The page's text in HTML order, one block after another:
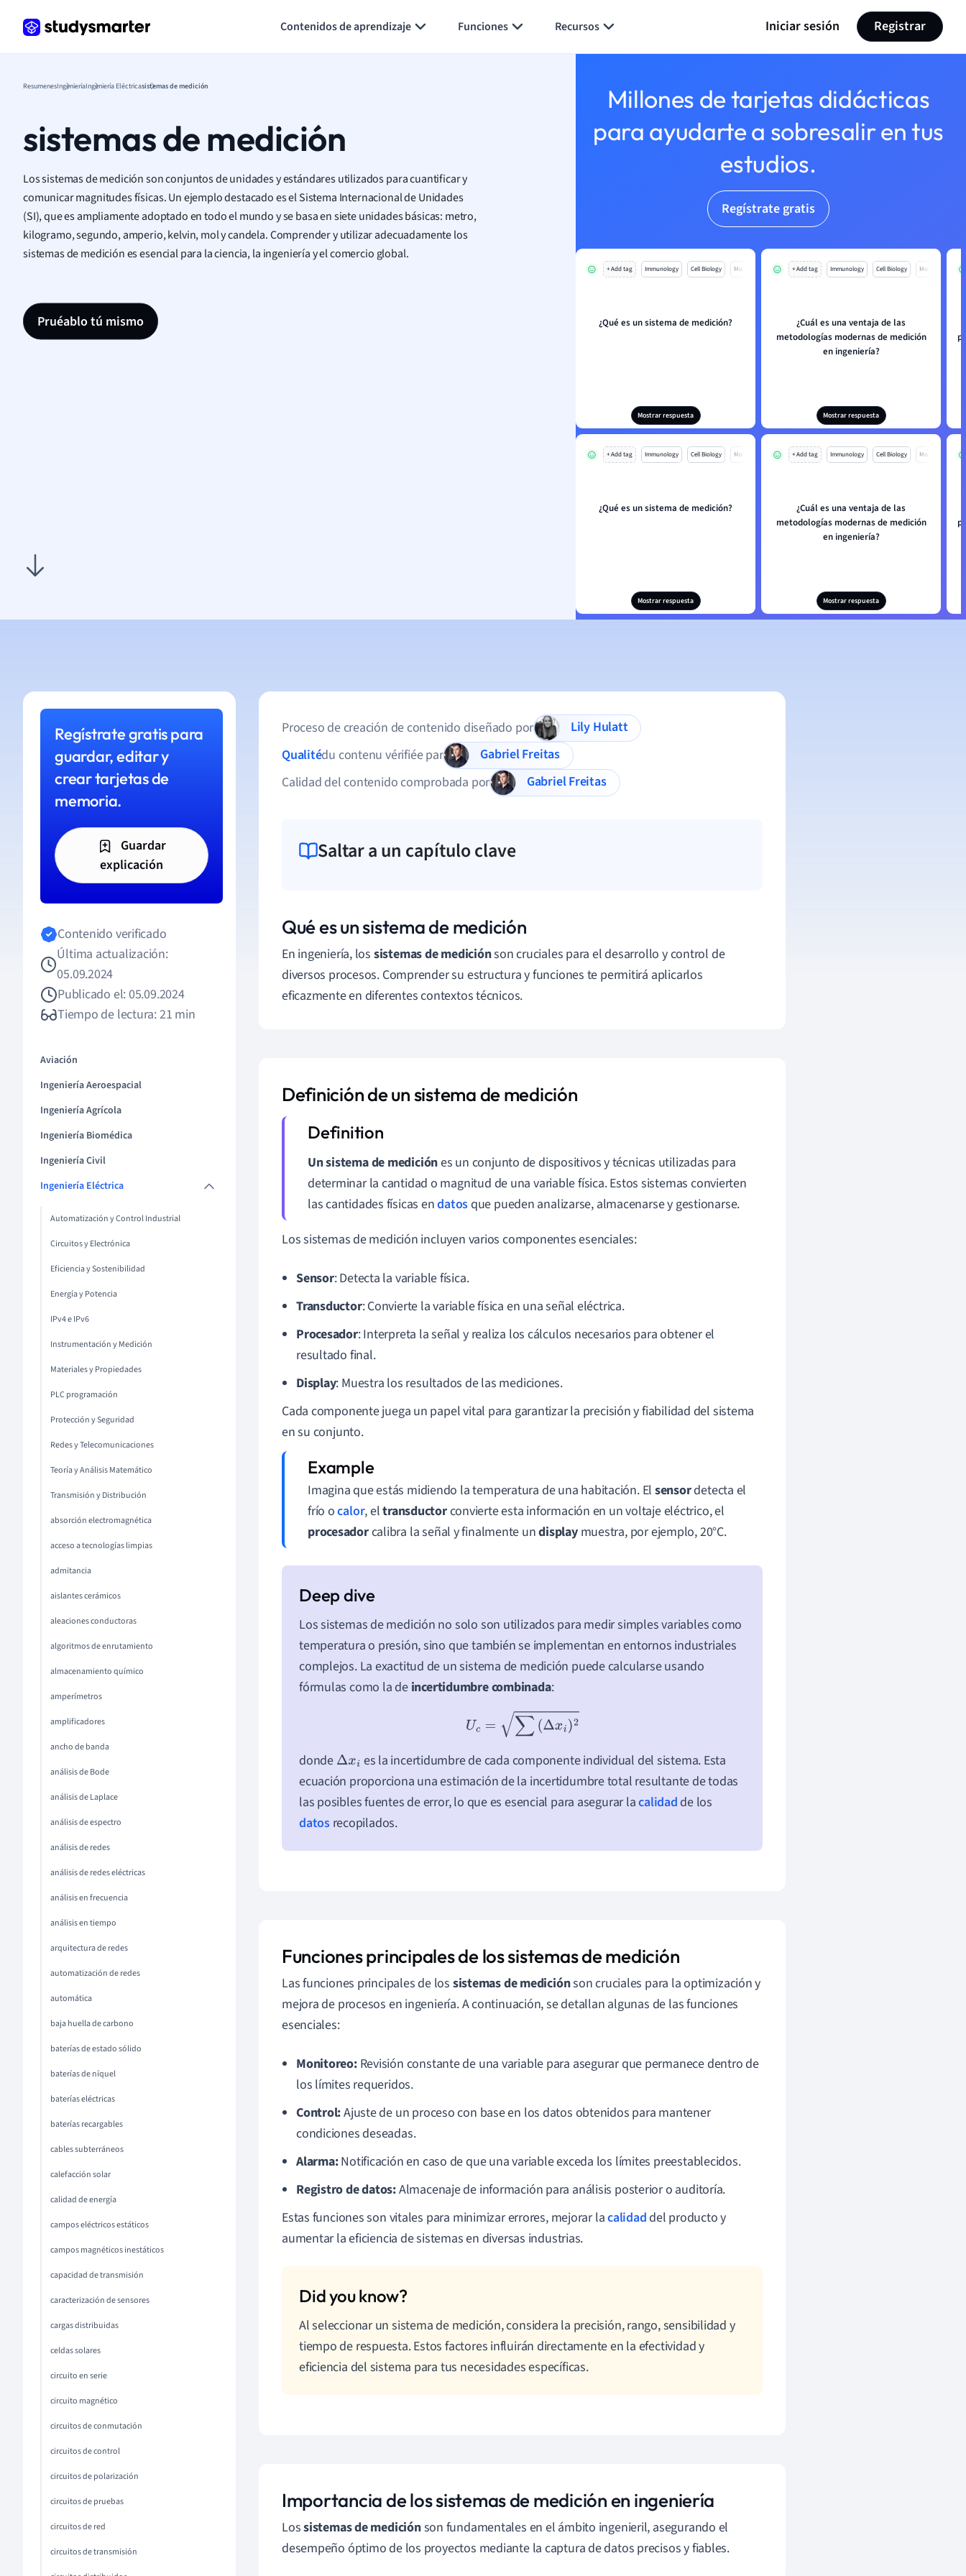
Contenidos de aprendizaje Funciones Recursos Iniciar sesión Registrar
ResumenesIngenieríaIngeniería Eléctricasistemas de medición
sistemas de medición
Los sistemas de medición son conjuntos de unidades y estándares utilizados para cuantificar y
comunicar magnitudes físicas. Un ejemplo destacado es el Sistema Internacional de Unidades
(SI), que es ampliamente adoptado en todo el mundo y se basa en siete unidades básicas: metro,
kilogramo, segundo, amperio, kelvin, mol y candela. Comprender y utilizar adecuadamente los
sistemas de medición es esencial para la ciencia, la ingeniería y el comercio global.
Pruéablo tú mismo
Millones de tarjetas didácticas
para ayudarte a sobresalir en tus
estudios.
Regístrate gratis
+ Add tag Immunology Cell Biology Mo
¿Qué es un sistema de medición?
Mostrar respuesta
+ Add tag Immunology Cell Biology Mo
¿Cuál es una ventaja de las
metodologías modernas de medición
en ingeniería?
Mostrar respuesta
+ Add tag Immunology Cell Biology Mo
¿Qué es un sistema de medición?
Mostrar respuesta
+ Add tag Immunology Cell Biology Mo
¿Cuál es una ventaja de las
metodologías modernas de medición
en ingeniería?
Mostrar respuesta
Regístrate gratis para
guardar, editar y
crear tarjetas de
memoria.
Guardar
explicación
Contenido verificado
Última actualización:
05.09.2024
Publicado el: 05.09.2024
Tiempo de lectura: 21 min
Aviación
Ingeniería Aeroespacial
Ingeniería Agrícola
Ingeniería Biomédica
Ingeniería Civil
Ingeniería Eléctrica
Automatización y Control Industrial
Circuitos y Electrónica
Eficiencia y Sostenibilidad
Energía y Potencia
IPv4 e IPv6
Instrumentación y Medición
Materiales y Propiedades
PLC programación
Protección y Seguridad
Redes y Telecomunicaciones
Teoría y Análisis Matemático
Transmisión y Distribución
absorción electromagnética
acceso a tecnologías limpias
admitancia
aislantes cerámicos
aleaciones conductoras
algoritmos de enrutamiento
almacenamiento químico
amperímetros
amplificadores
ancho de banda
análisis de Bode
análisis de Laplace
análisis de espectro
análisis de redes
análisis de redes eléctricas
análisis en frecuencia
análisis en tiempo
arquitectura de redes
automatización de redes
automática
baja huella de carbono
baterías de estado sólido
baterías de níquel
baterías eléctricas
baterías recargables
cables subterráneos
calefacción solar
calidad de energía
campos eléctricos estáticos
campos magnéticos inestáticos
capacidad de transmisión
caracterización de sensores
cargas distribuidas
celdas solares
circuito en serie
circuito magnético
circuitos de conmutación
circuitos de control
circuitos de polarización
circuitos de pruebas
circuitos de red
circuitos de transmisión
Proceso de creación de contenido diseñado por
Lily Hulatt
Qualitédu contenu vérifiée par
Gabriel Freitas
Calidad del contenido comprobada por
Gabriel Freitas
Saltar a un capítulo clave
Qué es un sistema de medición
En ingeniería, los sistemas de mediciónson cruciales para el desarrollo y control de
diversos procesos. Comprender su estructura y funciones te permitirá aplicarlos
eficazmente en diferentes contextos técnicos.
Definición de un sistema de medición
Un sistema de mediciónes un conjunto de dispositivos y técnicas utilizadas para
determinar la cantidad o magnitud de una variable física. Estos sistemas convierten
las cantidades físicas endatosque pueden analizarse, almacenarse y gestionarse.
Los sistemas de medición incluyen varios componentes esenciales:
Sensor: Detecta la variable física.
Transductor: Convierte la variable física en una señal eléctrica.
Procesador: Interpreta la señal y realiza los cálculos necesarios para obtener el
resultado final.
Display: Muestra los resultados de las mediciones.
Cada componente juega un papel vital para garantizar la precisión y fiabilidad del sistema
en su conjunto.
Imagina que estás midiendo la temperatura de una habitación. El sensordetecta el
frío ocalor, eltransductorconvierte esta información en un voltaje eléctrico, el
procesadorcalibra la señal y finalmente undisplaymuestra, por ejemplo, 20°C.
Los sistemas de medición no solo son utilizados para medir simples variables como
temperatura o presión, sino que también se implementan en entornos industriales
complejos. La exactitud de un sistema de medición puede calcularse usando
fórmulas como la de incertidumbre combinada:
Uc =∑(Δx i)2
donde Δxi
es la incertidumbre de cada componente individual del sistema. Esta
ecuación proporciona una estimación de la incertidumbre total resultante de todas
las posibles fuentes de error, lo que es esencial para asegurar lacalidad de los
datosrecopilados.
Funciones principales de los sistemas de medición
Las funciones principales de los sistemas de mediciónson cruciales para la optimización y
mejora de procesos en ingeniería. A continuación, se detallan algunas de las funciones
esenciales:
Monitoreo:Revisión constante de una variable para asegurar que permanece dentro de
los límites requeridos.
Control:Ajuste de un proceso con base en los datos obtenidos para mantener
condiciones deseadas.
Alarma:Notificación en caso de que una variable exceda los límites preestablecidos.
Registro de datos:Almacenaje de información para análisis posterior o auditoría.
Estas funciones son vitales para minimizar errores, mejorar lacalidaddel producto y
aumentar la eficiencia de sistemas en diversas industrias.
Al seleccionar un sistema de medición, considera la precisión, rango, sensibilidad y
tiempo de respuesta. Estos factores influirán directamente en la efectividad y
eficiencia del sistema para tus necesidades específicas.
Importancia de los sistemas de medición en ingeniería
Lossistemas de mediciónson fundamentales en el ámbito ingenieril, asegurando el
desempeño óptimo de los proyectos mediante la captura de datos precisos y fiables.